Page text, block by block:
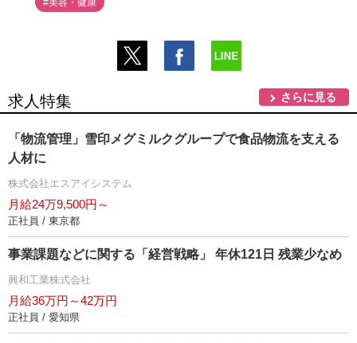
#美容・健康
求人特集 さらに見る
「物流管理」雪印メグミルクグループで食品物流を支える
人材に
株式会社エスアイシステム
月給24万9,500円～
正社員 / 東京都
事業課題などに関する「経営戦略」 年休121日 残業少なめ
興和工業株式会社
月給36万円～42万円
正社員 / 愛知県